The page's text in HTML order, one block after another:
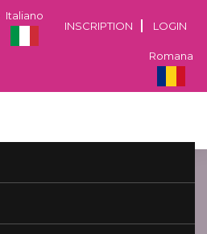
INSCRIPTION LOGIN
Italiano
Romana